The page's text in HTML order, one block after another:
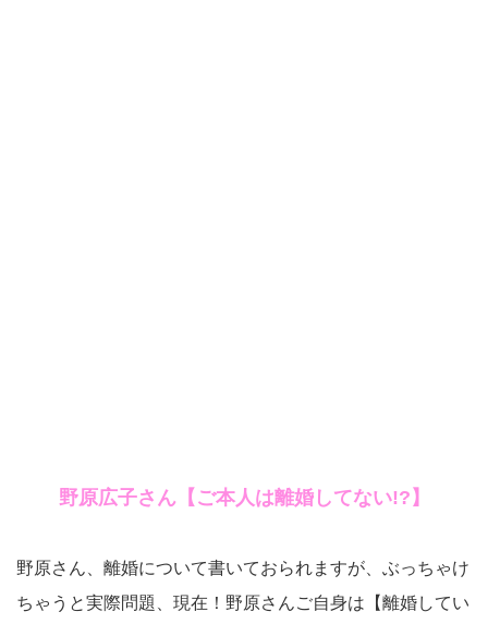
野原広子さん【ご本人は離婚してない!?】
野原さん、離婚について書いておられますが、ぶっちゃけ
ちゃうと実際問題、現在！野原さんご自身は【離婚してい